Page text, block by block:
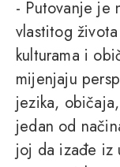
- Putovanje je
vlastitog
kulturama i
mijenjaju
jezika,
jedan od
joj da izađe iz